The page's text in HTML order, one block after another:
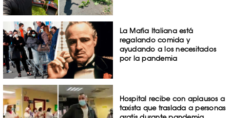
La Mafia Italiana está
regalando comida y
ayudando a los necesitados
por la pandemia
Hospital recibe con aplausos a
taxista que traslada a personas